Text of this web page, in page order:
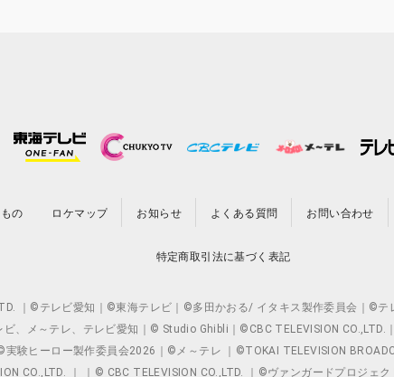
の ロケマップ お知らせ よくある質問 お問い合わせ
特定商取引法に基づく表記
｜©テレビ愛知｜©東海テレビ｜©多田かおる/ イタキス製作委員会｜©
、メ～テレ、テレビ愛知｜© Studio Ghibli｜©CBC TELEVISION
ヒーロー製作委員会2026｜©メ～テレ ｜©TOKAI TELEVISION
CO.,LTD. ｜ ｜© CBC TELEVISION CO.,LTD. ｜©ヴァンガードプロジ